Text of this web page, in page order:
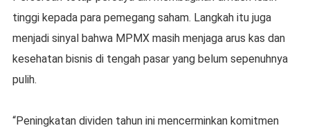
tinggi kepada para pemegang saham. Langkah itu juga
menjadi sinyal bahwa MPMX masih menjaga arus kas dan
kesehatan bisnis di tengah pasar yang belum sepenuhnya
pulih.
“Peningkatan dividen tahun ini mencerminkan komitmen